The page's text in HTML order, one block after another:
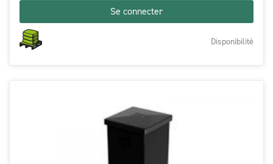
Se connecter
Disponibilité